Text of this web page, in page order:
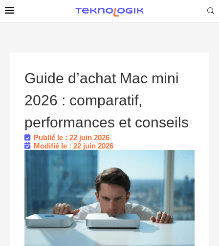
Guide d’achat Mac mini
2026 : comparatif,
performances et conseils
Publié le : 22 juin 2026
Modifié le : 22 juin 2026